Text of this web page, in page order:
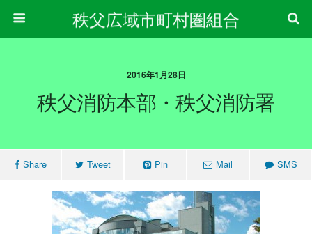
秩父広域市町村圏組合
2016年1月28日
秩父消防本部・秩父消防署
Share Tweet Pin Mail SMS